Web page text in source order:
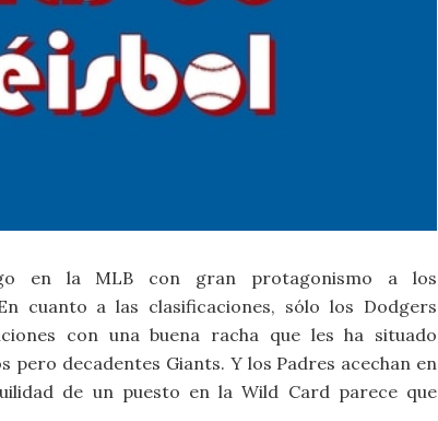
en la MLB con gran protagonismo a los
cuanto a las clasificaciones, sólo los Dodgers
con una buena racha que les ha situado
decadentes Giants. Y los Padres acechan en
de un puesto en la Wild Card parece que